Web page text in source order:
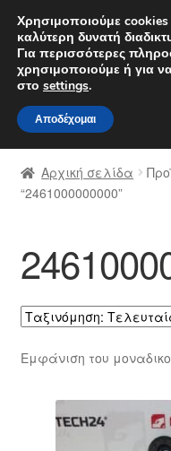
Δευτέρα-Παρ. 9
Απευθείας
μετάβαση
στην
πλοήγηση
Μετάβαση
σε
περιεχόμενο
Αρχική
Διαδικασία
Καροτσάκι
Μεταφορά
Ολοκλήρωση αγοράς
Αρχική σελίδα
“2461000000000”
Εμφάνιση του
Χρησιμοποιούμε
καλύτερη δυνατή
Για περισσότερες
χρησιμοποιούμε ή για
στο settings.
Αποδέχομαι